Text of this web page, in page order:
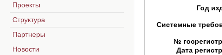
Год
Системные
№
Дата
Проекты
Структура
Партнеры
Новости